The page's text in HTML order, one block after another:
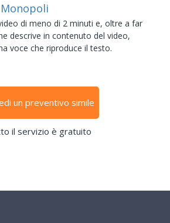
di meno di 2 minuti e, oltre a far
descrive in contenuto del video,
voce che riproduce il testo.
un preventivo simile
il servizio è gratuito